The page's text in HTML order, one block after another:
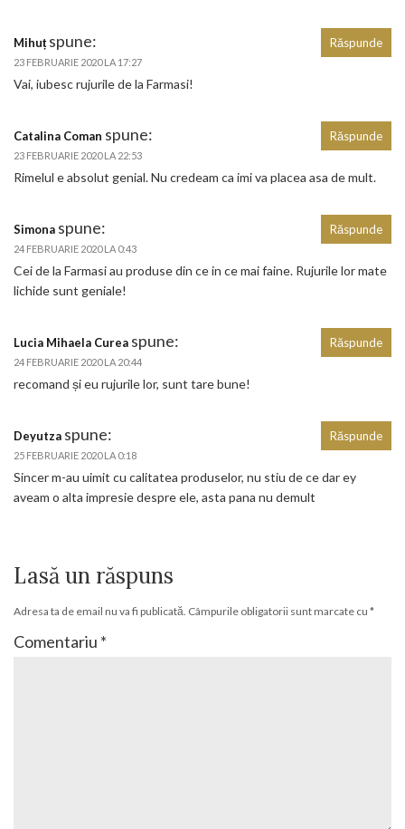
Mihuț spune:
23 FEBRUARIE 2020 LA 17:27
Vai, iubesc rujurile de la Farmasi!
Răspunde
Catalina Coman spune:
23 FEBRUARIE 2020 LA 22:53
Rimelul e absolut genial. Nu credeam ca imi va placea asa de mult.
Răspunde
Simona spune:
24 FEBRUARIE 2020 LA 0:43
Cei de la Farmasi au produse din ce in ce mai faine. Rujurile lor mate
lichide sunt geniale!
Răspunde
Lucia Mihaela Curea spune:
24 FEBRUARIE 2020 LA 20:44
recomand și eu rujurile lor, sunt tare bune!
Răspunde
Deyutza spune:
25 FEBRUARIE 2020 LA 0:18
Sincer m-au uimit cu calitatea produselor, nu stiu de ce dar ey
aveam o alta impresie despre ele, asta pana nu demult
Răspunde
Lasă un răspuns
Adresa ta de email nu va fi publicată. Câmpurile obligatorii sunt marcate cu *
Comentariu *